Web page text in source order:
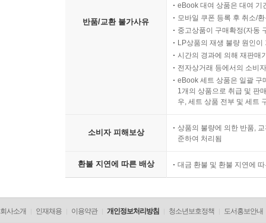
반품/교환 불가사유
eBook 대여 상품은 대여 기
모바일 쿠폰 등록 후 취소/
중고상품이 구매확정(자동
LP상품의 재생 불량 원인
시간의 경과에 의해 재판매
전자상거래 등에서의 소비
eBook 세트 상품은 일괄 구
1개의 상품으로 취급 및 판
우, 세트 상품 전부 및 세트
소비자 피해보상
상품의 불량에 의한 반품,
준하여 처리됨
환불 지연에 따른 배상 대금 환불 및 환불 지연에
회사소개 인재채용 이용약관 개인정보처리방침 청소년보호정책 도서홍보안내